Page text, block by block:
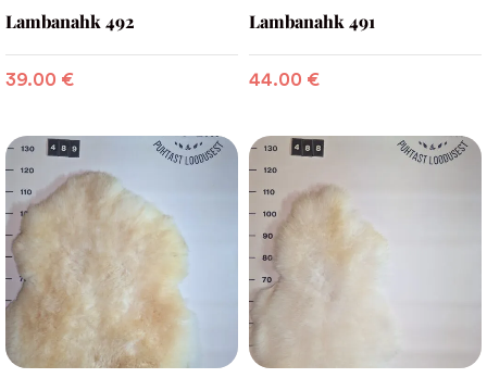
Lambanahk 492
39.00 €
Lambanahk 491
44.00 €